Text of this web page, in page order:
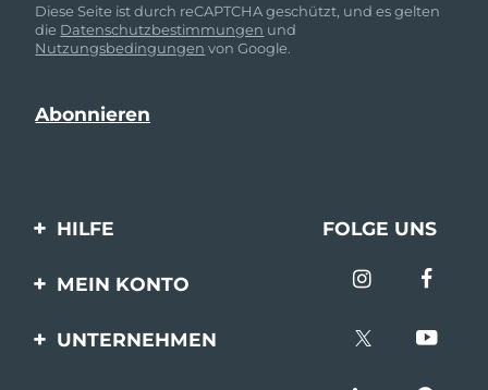
Diese Seite ist durch reCAPTCHA geschützt, und es gelten
die Datenschutzbestimmungen und
Nutzungsbedingungen von Google.
HILFE
Kontaktiere uns
FOLGE UNS
MEIN KONTO
UNTERNEHMEN